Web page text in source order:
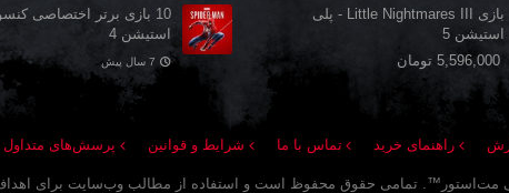
بازی Little Nightmares III - پلی
استیشن 5
5,596,000 تومان
10 بازی برتر اختصاصی
استیشن 4
7 سال پیش
راهنمای خرید تماس با ما شرایط و قوانین پرسش‌های متداول
مت‌استور ™. تمامی حقوق محفوظ است و استفاده از مطالب وب‌سایت برای اهداف